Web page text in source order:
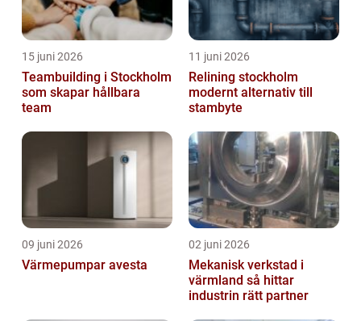
15 juni 2026
Teambuilding i Stockholm
som skapar hållbara
team
11 juni 2026
Relining stockholm
modernt alternativ till
stambyte
09 juni 2026
Värmepumpar avesta
02 juni 2026
Mekanisk verkstad i
värmland så hittar
industrin rätt partner